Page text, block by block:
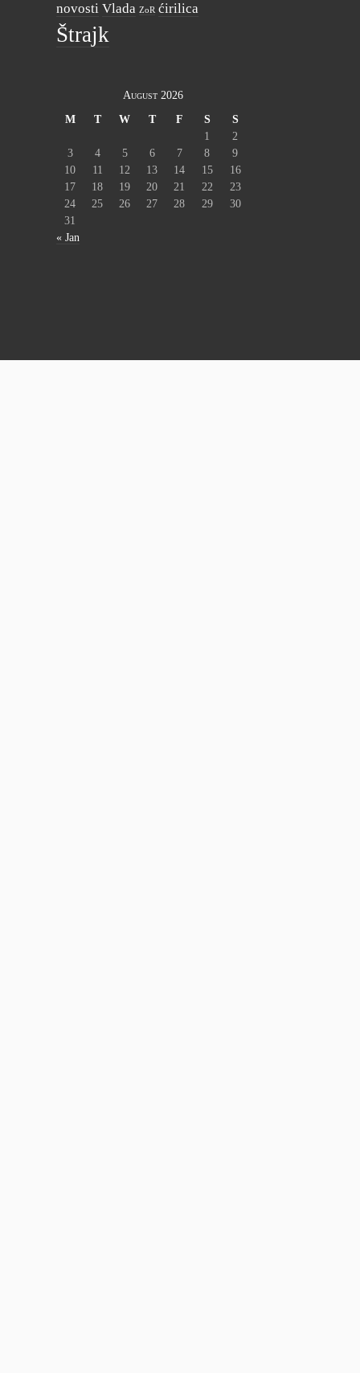
novosti Vlada ZoR ćirilica
Štrajk
August 2026
M
T W T F S
S
1
2
3
4 5 6 7 8
9
10
11 12 13 14 15
16
17
18 19 20 21 22
23
24
25 26 27 28 29
30
31
« Jan